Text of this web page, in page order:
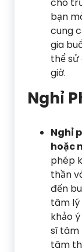
bạn
cung
gia
thể sử
giờ.
Nghỉ
Nghỉ
hoặc
phép
thần
đến
tâm lý
khảo
sĩ tâm
tâm